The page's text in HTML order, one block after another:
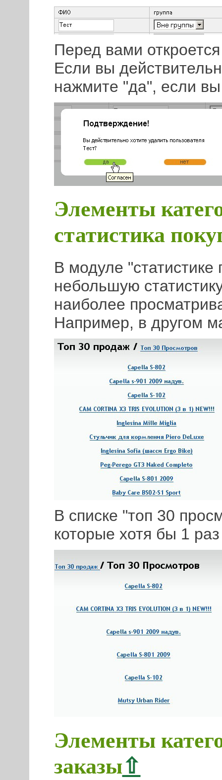
Перед вами
Если вы
нажмите "да", если
Элементы
статистика
В модуле "статистике
небольшую
наиболее
Например, в другом
В списке "топ 30
которые хотя бы 1
Элементы
заказы⇧